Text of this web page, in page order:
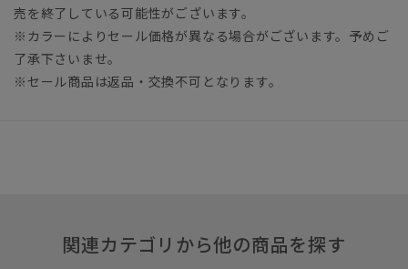
売を終了している可能性がございます。
※カラーによりセール価格が異なる場合がございます。予めご
了承下さいませ。
※セール商品は返品・交換不可となります。
関連カテゴリから他の商品を探す